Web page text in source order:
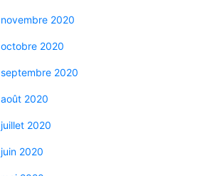
novembre 2020
octobre 2020
septembre 2020
août 2020
juillet 2020
juin 2020